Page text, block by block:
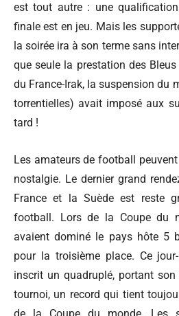
est tout autre : une
finale est en jeu. Mais les
la soirée ira à son terme sans
que seule la prestation des
du France-Irak, la suspension du
torrentielles) avait imposé aux
tard !
Les amateurs de football
nostalgie. Le dernier grand
France et la Suède est reste
football. Lors de la Coupe du
avaient dominé le pays hôte 5
pour la troisième place. Ce
inscrit un quadruplé, portant
tournoi, un record qui tient